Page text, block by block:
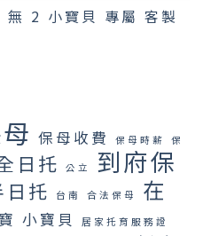
2 小寶貝 專屬 客製
保母收費 保母時薪 保
日托 公立 到府保
日托 台南 合法保母
在
小寶貝 居家托育服務證